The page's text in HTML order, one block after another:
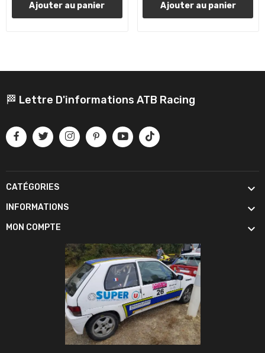
Ajouter au panier Ajouter au panier
🏁 Lettre D'informations ATB Racing
CATÉGORIES 
INFORMATIONS 
MON COMPTE 